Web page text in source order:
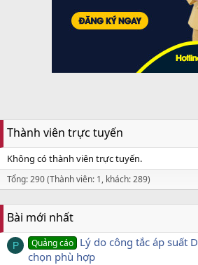
Thành viên trực tuyến
Không có thành viên trực tuyến.
Tổng: 290 (Thành viên: 1, khách: 289)
Bài mới nhất
P Quảng cáo Lý do công tắc áp suất
chọn phù hợp